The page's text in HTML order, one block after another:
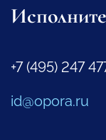
+7 (495) 247
id@opora.ru